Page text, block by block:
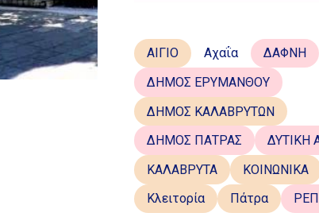
ΑΙΓΙΟ Αχαΐα
ΔΑΦΝΗ
ΔΗΜΟΣ ΕΡΥΜΑΝΘΟΥ
ΔΗΜΟΣ ΚΑΛΑΒΡΥΤΩΝ
ΔΗΜΟΣ ΠΑΤΡΑΣ
ΔΥΤΙΚΗ
ΚΑΛΑΒΡΥΤΑ
ΚΟΙΝΩΝΙΚΑ
Κλειτορία
Πάτρα